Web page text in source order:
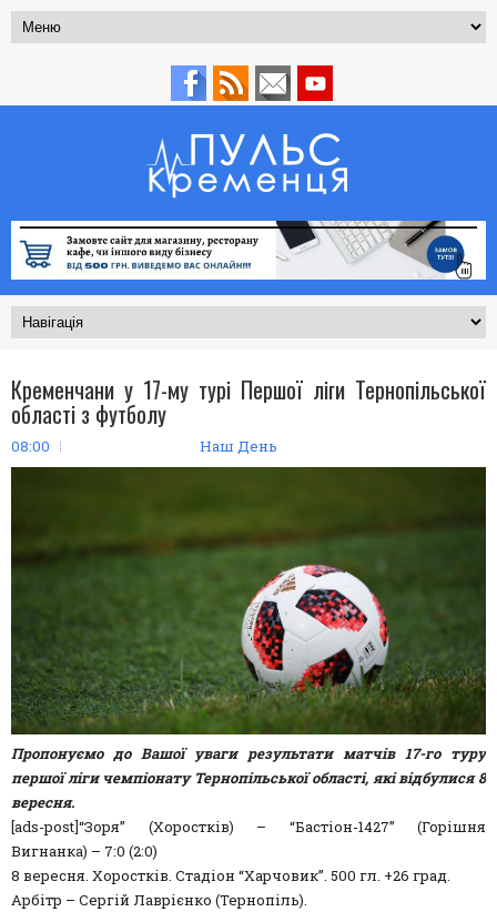
Кременчани у 17-му турі Першої ліги Тернопільської
області з футболу
08:00 Наш День
Пропонуємо до Вашої уваги результати матчів 17-го туру
першої ліги чемпіонату Тернопільської області, які відбулися 8
вересня.
[ads-post]“Зоря” (Хоростків) – “Бастіон-1427” (Горішня
Вигнанка) – 7:0 (2:0)
8 вересня. Хоростків. Стадіон “Харчовик”. 500 гл. +26 град.
Арбітр – Сергій Лаврієнко (Тернопіль).